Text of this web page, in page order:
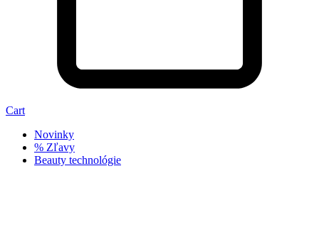
Cart
Novinky
% Zľavy
Beauty technológie